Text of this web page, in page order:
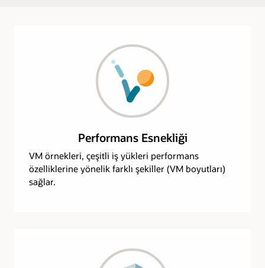
Performans Esnekliği
VM örnekleri, çeşitli iş yükleri performans
özelliklerine yönelik farklı şekiller (VM boyutları)
sağlar.